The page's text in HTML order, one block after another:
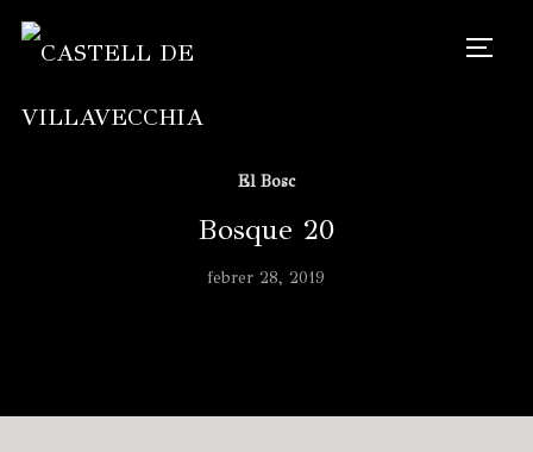
El Bosc
Bosque 20
febrer 28, 2019